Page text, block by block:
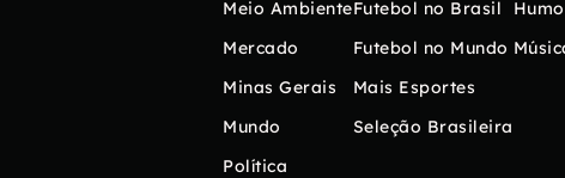
Meio Ambiente
Mercado
Minas Gerais
Mundo
Política
Futebol no Brasil
Futebol no Mundo
Mais Esportes
Seleção Brasileira